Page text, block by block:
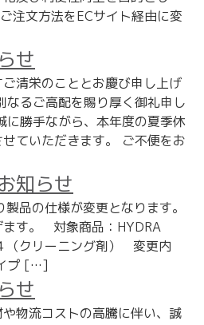
注文方法をECサイト経由に変
せ
清栄のこととお慶び申し上げ
なるご高配を賜り厚く御礼申し
に勝手ながら、本年度の夏季休
ていただきます。 ご不便をお
知らせ
品の仕様が変更となります。
ます。 対象商品：HYDRA
（クリーニング剤） 変更内
プ […]
せ
物流コストの高騰に伴い、誠